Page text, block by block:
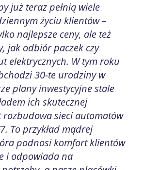
już teraz pełnią wiele
życiu klientów –
najlepsze ceny, ale też
jak odbiór paczek czy
elektrycznych. W tym roku
30-te urodziny w
plany inwestycyjne stale
ich skutecznej
rozbudowa sieci automatów
To przykład mądrej
podnosi komfort klientów
i odpowiada na